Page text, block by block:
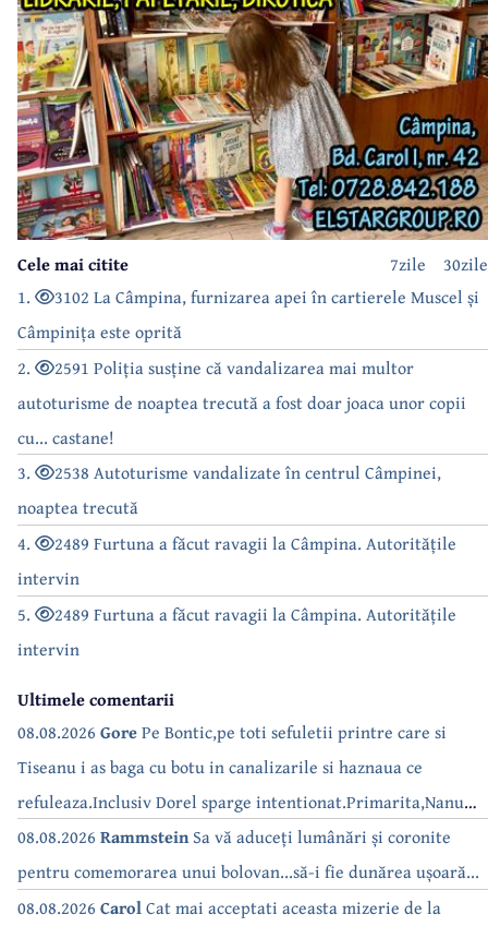
30zile
7zile
Cele mai citite
1.
3102 La Câmpina, furnizarea apei în cartierele Muscel și
Câmpinița este oprită
2.
2591 Poliția susține că vandalizarea mai multor
autoturisme de noaptea trecută a fost doar joaca unor copii
cu... castane!
3.
2538 Autoturisme vandalizate în centrul Câmpinei,
noaptea trecută
4.
2489 Furtuna a făcut ravagii la Câmpina. Autoritățile
intervin
5.
2489 Furtuna a făcut ravagii la Câmpina. Autoritățile
intervin
Ultimele comentarii
08.08.2026 GorePe Bontic,pe toti sefuletii printre care si
Tiseanu i as baga cu botu in canalizarile si haznaua ce
refuleaza.Inclusiv Dorel sparge intentionat.Primarita,Nanu
bea apa de la robinet.Asta as intreba o si pe Izabel Mitrea
08.08.2026 RammsteinSa vă aduceți lumânări și coronite
pentru comemorarea unui bolovan...să-i fie dunărea ușoară...
08.08.2026 CarolCat mai acceptati aceasta mizerie de la